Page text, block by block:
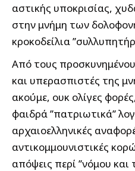
αστικής υποκρισίας,
στην μνήμη των
κροκοδείλια
Από τους
και υπερασπιστές της
ακούμε, ουκ ολίγες
φαιδρά ’’πατριωτικά’’
αρχαιοελληνικές
αντικομμουνιστικές
απόψεις περί ’’νόμου